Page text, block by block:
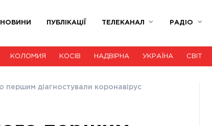
НОВИНИ ПУБЛІКАЦІЇ ТЕЛЕКАНАЛ РАДІО
КОЛОМИЯ КОСІВ НАДВІРНА УКРАЇНА СВІТ
першим діагностували коронавірус